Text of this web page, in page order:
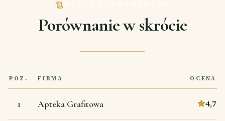
WYKAZ PORÓWNAWCZY
Porównanie w skrócie
POZ. FIRMA OCENA
1 Apteka Grafitowa 4,7